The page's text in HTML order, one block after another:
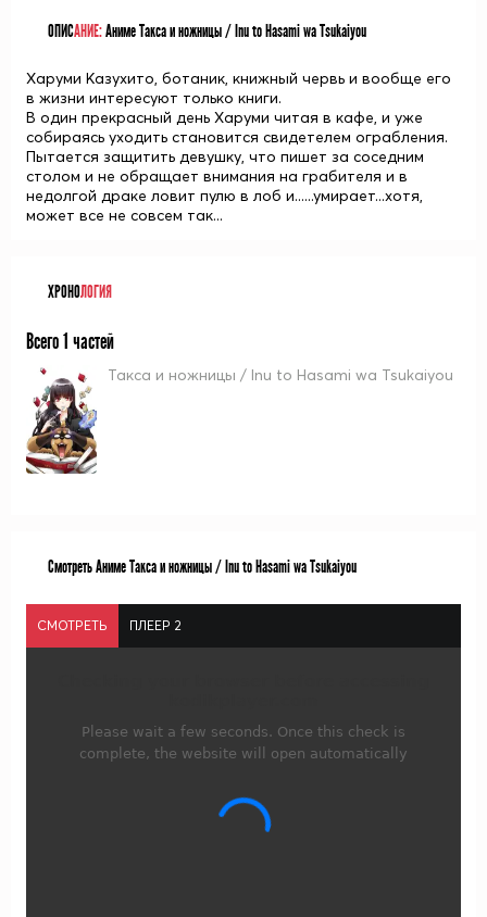
ОПИСАНИЕ:Аниме Такса и ножницы / Inu to Hasami wa Tsukaiyou
Харуми Казухито, ботаник, книжный червь и вообще его
в жизни интересуют только книги.
В один прекрасный день Харуми читая в кафе, и уже
собираясь уходить становится свидетелем ограбления.
Пытается защитить девушку, что пишет за соседним
столом и не обращает внимания на грабителя и в
недолгой драке ловит пулю в лоб и......умирает...хотя,
может все не совсем так...
ХРОНОЛОГИЯ
Всего 1 частей
Такса и ножницы / Inu to Hasami wa Tsukaiyou
Смотреть Аниме Такса и ножницы / Inu to Hasami wa Tsukaiyou
СМОТРЕТЬ ПЛЕЕР 2